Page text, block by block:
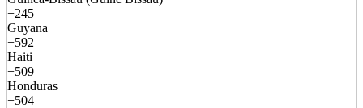
+245
Guyana
+592
Haiti
+509
Honduras
+504